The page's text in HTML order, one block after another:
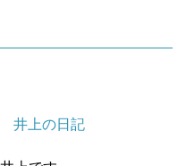
井上の日記